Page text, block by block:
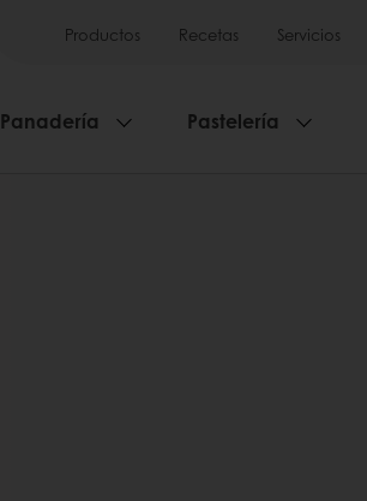
Productos Recetas Servicios
Panadería Pastelería